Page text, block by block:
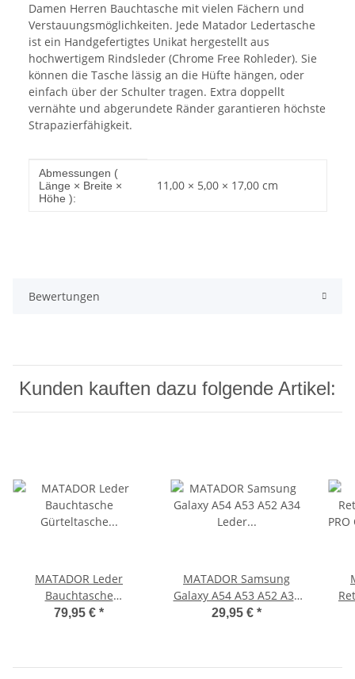
Damen Herren Bauchtasche mit vielen Fächern und
Verstauungsmöglichkeiten. Jede Matador Ledertasche
ist ein Handgefertigtes Unikat hergestellt aus
hochwertigem Rindsleder (Chrome Free Rohleder). Sie
können die Tasche lässig an die Hüfte hängen, oder
einfach über der Schulter tragen. Extra doppellt
vernähte und abgerundete Ränder garantieren höchste
Strapazierfähigkeit.
Produkteigenschaft
Wert
Abmessungen (
Länge × Breite ×
Höhe ):
11,00 × 5,00 × 17,00 cm
Bewertungen
Kunden kauften dazu folgende Artikel:
MATADOR Leder
Bauchtasche
Gürteltasche Hüfttasche
79,95 € *
MATADOR Samsung
Galaxy A54 A53 A52 A34
Leder Gürteltasche
29,95 € *